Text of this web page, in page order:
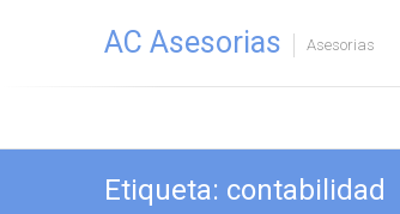
AC Asesorias Asesorias
Etiqueta: contabilidad